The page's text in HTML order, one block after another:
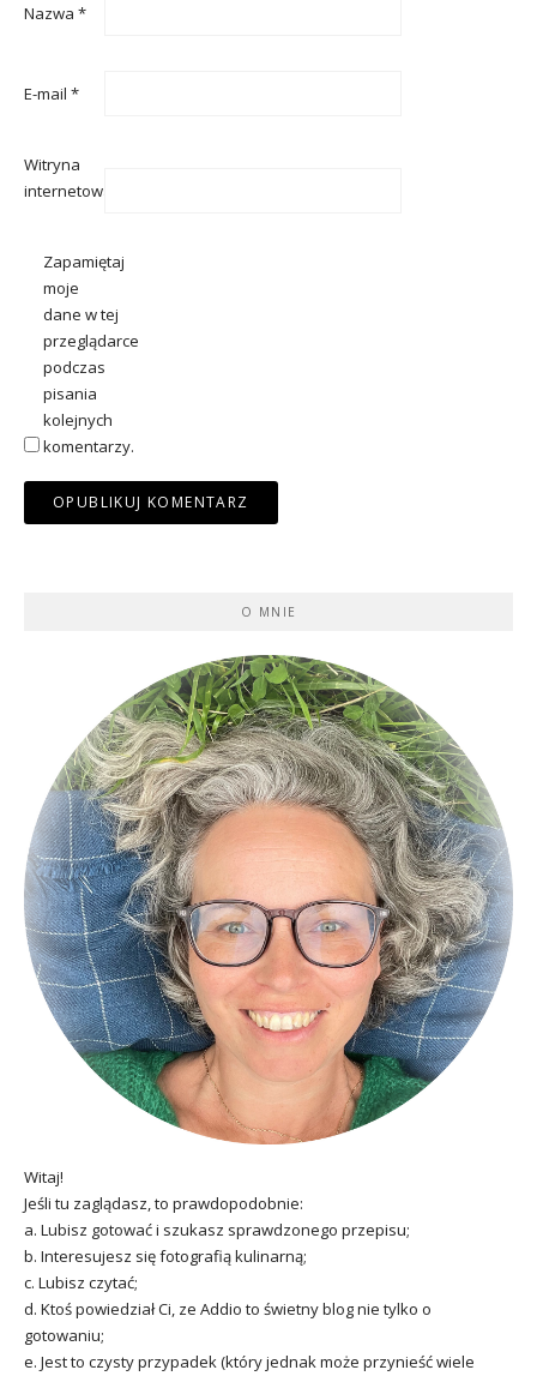
Nazwa *
E-mail *
Witryna
internetowa
Zapamiętaj
moje
dane w tej
przeglądarce
podczas
pisania
kolejnych
komentarzy.
O MNIE
Witaj!
Jeśli tu zaglądasz, to prawdopodobnie:
a. Lubisz gotować i szukasz sprawdzonego przepisu;
b. Interesujesz się fotografią kulinarną;
c. Lubisz czytać;
d. Ktoś powiedział Ci, ze Addio to świetny blog nie tylko o
gotowaniu;
e. Jest to czysty przypadek (który jednak może przynieść wiele